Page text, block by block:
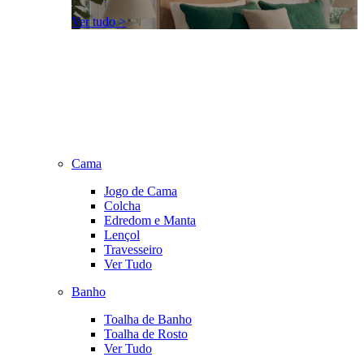
Ver tudo >
Cama
Jogo de Cama
Colcha
Edredom e Manta
Lençol
Travesseiro
Ver Tudo
Banho
Toalha de Banho
Toalha de Rosto
Ver Tudo